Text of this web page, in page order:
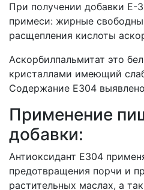
При получении добавки Е-
примеси: жирные
расщепления кислоты
Аскорбилпальмитат это
кристаллами имеющий
Содержание Е304
Применение
добавки:
Антиоксидант Е304
предотвращения порчи и
растительных маслах, а